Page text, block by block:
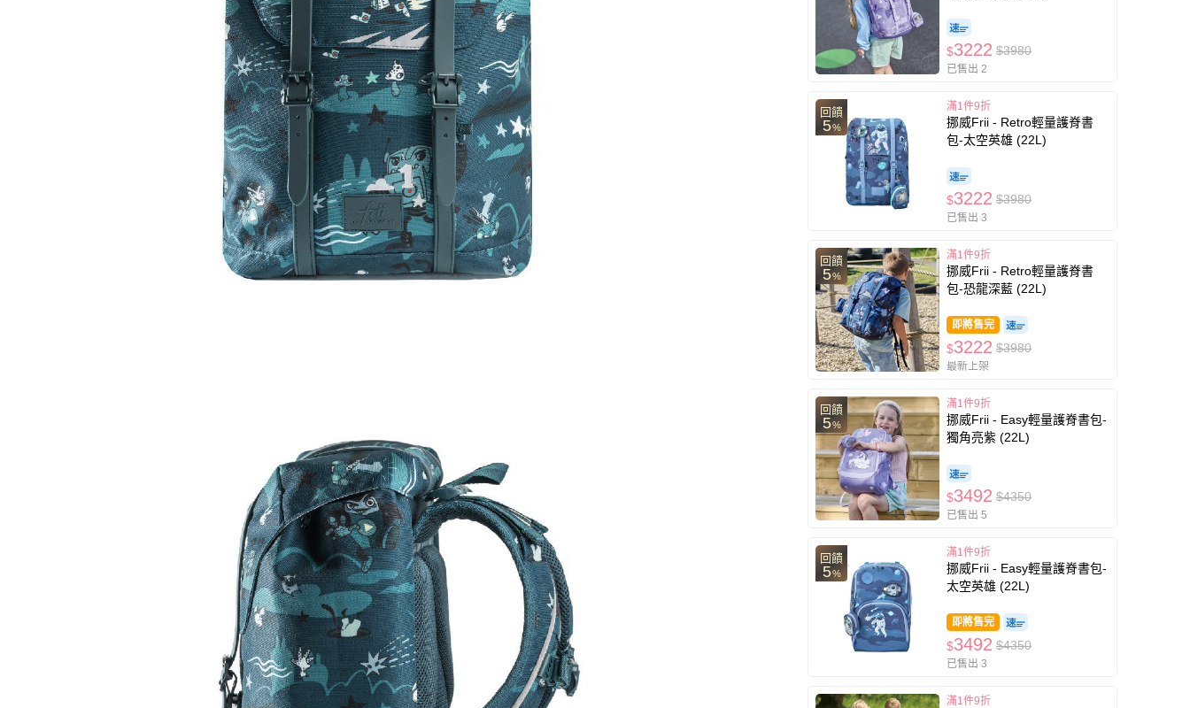
$3222 $3980
已售出 2
回饋
5%
滿1件9折
挪威Frii - Retro輕量護脊書
包-太空英雄 (22L)
$3222 $3980
已售出 3
回饋
5%
滿1件9折
挪威Frii - Retro輕量護脊書
包-恐龍深藍 (22L)
即將售完
$3222 $3980
最新上架
回饋
5%
滿1件9折
挪威Frii - Easy輕量護脊書包-
獨角亮紫 (22L)
$3492 $4350
已售出 5
回饋
5%
滿1件9折
挪威Frii - Easy輕量護脊書包-
太空英雄 (22L)
即將售完
$3492 $4350
已售出 3
滿1件9折